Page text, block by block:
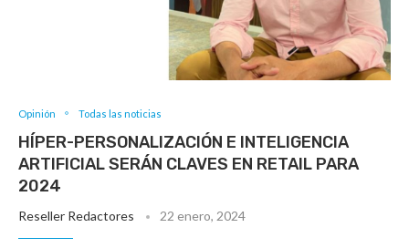
Opinión Todas las noticias
HÍPER-PERSONALIZACIÓN E INTELIGENCIA
ARTIFICIAL SERÁN CLAVES EN RETAIL PARA
2024
Reseller Redactores 22 enero, 2024